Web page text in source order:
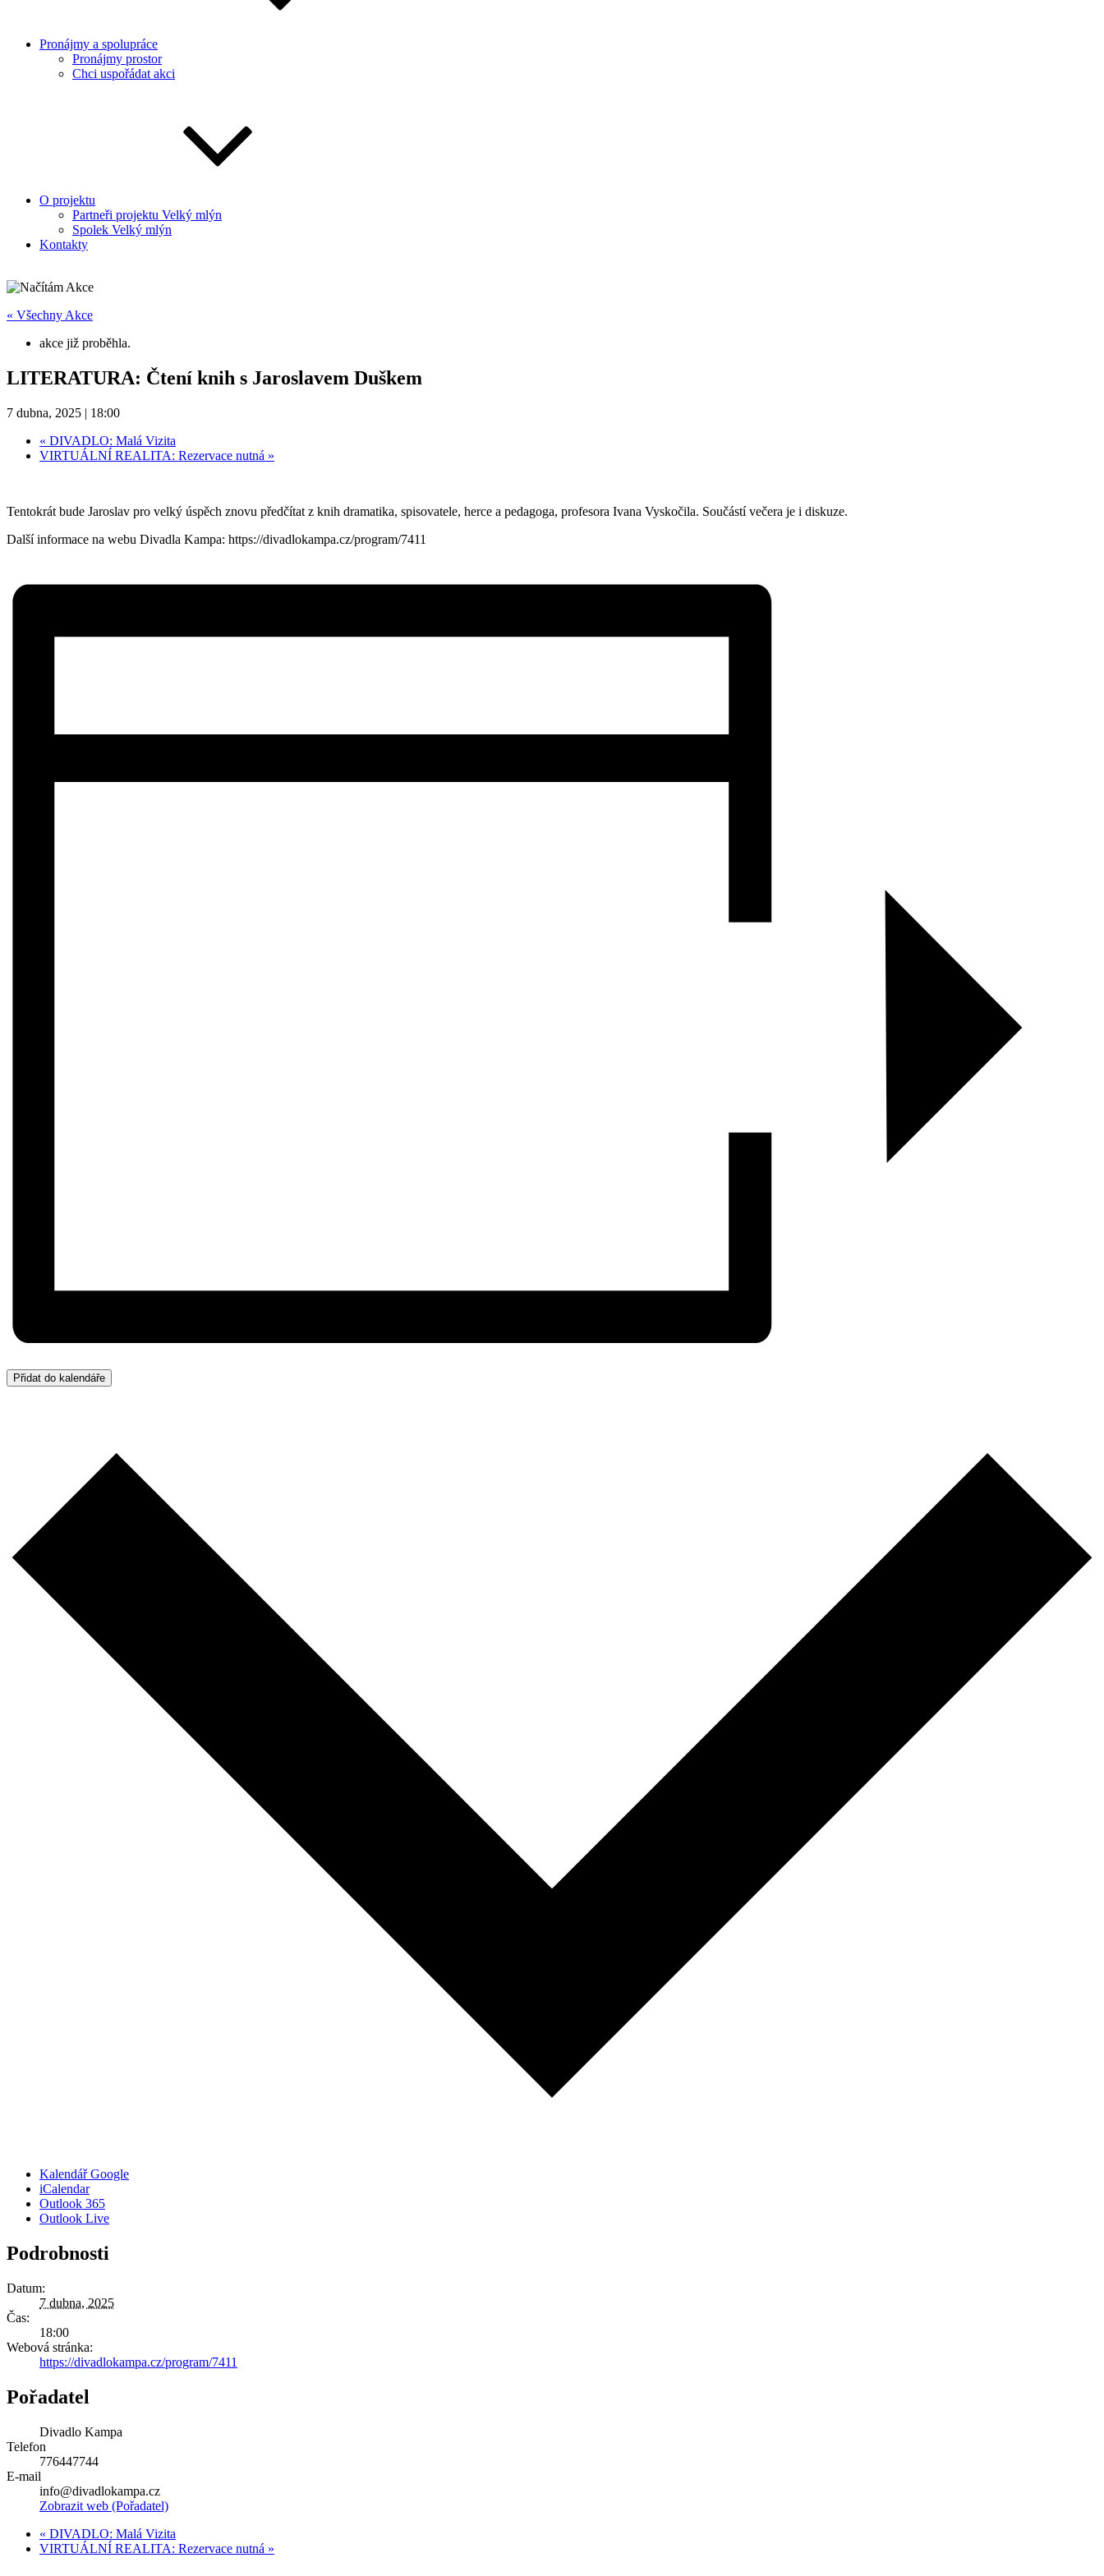
Pronájmy a spolupráce
Pronájmy prostor
Chci uspořádat akci
O projektu
Partneři projektu Velký mlýn
Spolek Velký mlýn
Kontakty
« Všechny Akce
akce již proběhla.
LITERATURA: Čtení knih s Jaroslavem Duškem
7 dubna, 2025 | 18:00
« DIVADLO: Malá Vizita
VIRTUÁLNÍ REALITA: Rezervace nutná »
Tentokrát bude Jaroslav pro velký úspěch znovu předčítat z knih dramatika, spisovatele, herce a pedagoga, profesora Ivana Vyskočila. Součástí večera je i diskuze.
Další informace na webu Divadla Kampa: https://divadlokampa.cz/program/7411
Přidat do kalendáře
Kalendář Google
iCalendar
Outlook 365
Outlook Live
Podrobnosti
Datum:
7 dubna, 2025
Čas:
18:00
Webová stránka:
https://divadlokampa.cz/program/7411
Pořadatel
Divadlo Kampa
Telefon
776447744
E-mail
info@divadlokampa.cz
Zobrazit web (Pořadatel)
« DIVADLO: Malá Vizita
VIRTUÁLNÍ REALITA: Rezervace nutná »